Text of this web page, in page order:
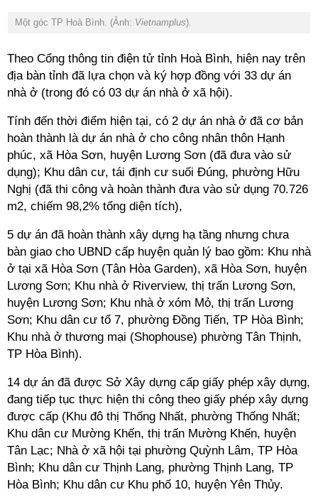
Một góc TP Hoà Bình. (Ảnh: Vietnamplus).
Theo Cổng thông tin điện tử tỉnh Hoà Bình, hiện nay trên
địa bàn tỉnh đã lựa chọn và ký hợp đồng với 33 dự án
nhà ở (trong đó có 03 dự án nhà ở xã hội).
Tính đến thời điểm hiện tại, có 2 dự án nhà ở đã cơ bản
hoàn thành là dự án nhà ở cho công nhân thôn Hạnh
phúc, xã Hòa Sơn, huyện Lương Sơn (đã đưa vào sử
dụng); Khu dân cư, tái định cư suối Đúng, phường Hữu
Nghị (đã thi công và hoàn thành đưa vào sử dụng 70.726
m2, chiếm 98,2% tổng diện tích),
5 dự án đã hoàn thành xây dựng hạ tầng nhưng chưa
bàn giao cho UBND cấp huyện quản lý bao gồm: Khu nhà
ở tại xã Hòa Sơn (Tân Hòa Garden), xã Hòa Sơn, huyện
Lương Sơn; Khu nhà ở Riverview, thị trấn Lương Sơn,
huyện Lương Sơn; Khu nhà ở xóm Mỏ, thị trấn Lương
Sơn; Khu dân cư tổ 7, phường Đồng Tiến, TP Hòa Bình;
Khu nhà ở thương mại (Shophouse) phường Tân Thịnh,
TP Hòa Bình).
14 dự án đã được Sở Xây dựng cấp giấy phép xây dựng,
đang tiếp tục thực hiện thi công theo giấy phép xây dựng
được cấp (Khu đô thị Thống Nhất, phường Thống Nhất;
Khu dân cư Mường Khến, thị trấn Mường Khến, huyện
Tân Lạc; Nhà ở xã hội tại phường Quỳnh Lâm, TP Hòa
Bình; Khu dân cư Thịnh Lang, phường Thịnh Lang, TP
Hòa Bình; Khu dân cư Khu phố 10, huyện Yên Thủy.